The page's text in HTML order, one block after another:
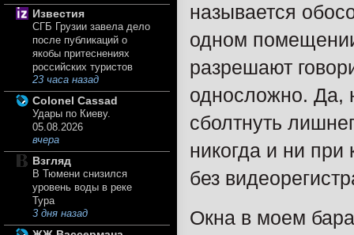
называется
одном
разрешают
односложно. Да,
сболтнуть
никогда и ни
без
Окна в моем
Известия
СГБ Грузии завела дело
после публикаций о
якобы притеснениях
российских туристов
23 часа назад
Colonel Cassad
Удары по Киеву.
05.08.2026
вчера
Взгляд
В Тюмени снизился
уровень воды в реке
Тура
3 дня назад